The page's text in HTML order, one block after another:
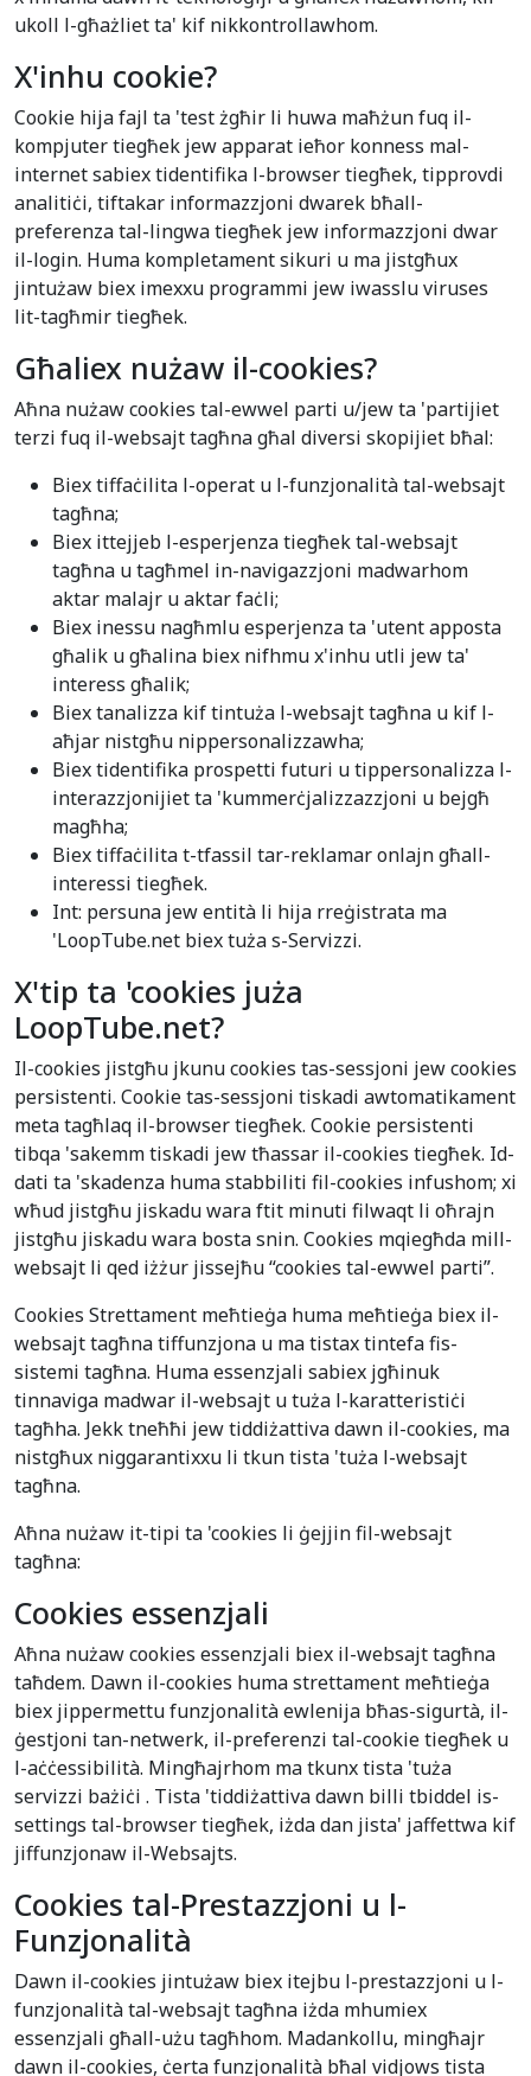
ukoll l-għażliet ta' kif nikkontrollawhom.
X'inhu cookie?
Cookie hija fajl ta 'test żgħir li huwa maħżun fuq il-
kompjuter tiegħek jew apparat ieħor konness mal-
internet sabiex tidentifika l-browser tiegħek, tipprovdi
analitiċi, tiftakar informazzjoni dwarek bħall-
preferenza tal-lingwa tiegħek jew informazzjoni dwar
il-login. Huma kompletament sikuri u ma jistgħux
jintużaw biex imexxu programmi jew iwasslu viruses
lit-tagħmir tiegħek.
Għaliex nużaw il-cookies?
Aħna nużaw cookies tal-ewwel parti u/jew ta 'partijiet
terzi fuq il-websajt tagħna għal diversi skopijiet bħal:
Biex tiffaċilita l-operat u l-funzjonalità tal-websajt
tagħna;
Biex ittejjeb l-esperjenza tiegħek tal-websajt
tagħna u tagħmel in-navigazzjoni madwarhom
aktar malajr u aktar faċli;
Biex inessu nagħmlu esperjenza ta 'utent apposta
għalik u għalina biex nifhmu x'inhu utli jew ta'
interess għalik;
Biex tanalizza kif tintuża l-websajt tagħna u kif l-
aħjar nistgħu nippersonalizzawha;
Biex tidentifika prospetti futuri u tippersonalizza l-
interazzjonijiet ta 'kummerċjalizzazzjoni u bejgħ
magħha;
Biex tiffaċilita t-tfassil tar-reklamar onlajn għall-
interessi tiegħek.
Int: persuna jew entità li hija rreġistrata ma
'LoopTube.net biex tuża s-Servizzi.
X'tip ta 'cookies juża
LoopTube.net?
Il-cookies jistgħu jkunu cookies tas-sessjoni jew cookies
persistenti. Cookie tas-sessjoni tiskadi awtomatikament
meta tagħlaq il-browser tiegħek. Cookie persistenti
tibqa 'sakemm tiskadi jew tħassar il-cookies tiegħek. Id-
dati ta 'skadenza huma stabbiliti fil-cookies infushom; xi
wħud jistgħu jiskadu wara ftit minuti filwaqt li oħrajn
jistgħu jiskadu wara bosta snin. Cookies mqiegħda mill-
websajt li qed iżżur jissejħu “cookies tal-ewwel parti”.
Cookies Strettament meħtieġa huma meħtieġa biex il-
websajt tagħna tiffunzjona u ma tistax tintefa fis-
sistemi tagħna. Huma essenzjali sabiex jgħinuk
tinnaviga madwar il-websajt u tuża l-karatteristiċi
tagħha. Jekk tneħħi jew tiddiżattiva dawn il-cookies, ma
nistgħux niggarantixxu li tkun tista 'tuża l-websajt
tagħna.
Aħna nużaw it-tipi ta 'cookies li ġejjin fil-websajt
tagħna:
Cookies essenzjali
Aħna nużaw cookies essenzjali biex il-websajt tagħna
taħdem. Dawn il-cookies huma strettament meħtieġa
biex jippermettu funzjonalità ewlenija bħas-sigurtà, il-
ġestjoni tan-netwerk, il-preferenzi tal-cookie tiegħek u
l-aċċessibilità. Mingħajrhom ma tkunx tista 'tuża
servizzi bażiċi . Tista 'tiddiżattiva dawn billi tbiddel is-
settings tal-browser tiegħek, iżda dan jista' jaffettwa kif
jiffunzjonaw il-Websajts.
Cookies tal-Prestazzjoni u l-
Funzjonalità
Dawn il-cookies jintużaw biex itejbu l-prestazzjoni u l-
funzjonalità tal-websajt tagħna iżda mhumiex
essenzjali għall-użu tagħhom. Madankollu, mingħajr
dawn il-cookies, ċerta funzjonalità bħal vidjows tista